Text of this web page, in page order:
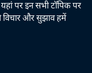
पर इन सभी टॉपिक पर
विचार और सुझाव हमें